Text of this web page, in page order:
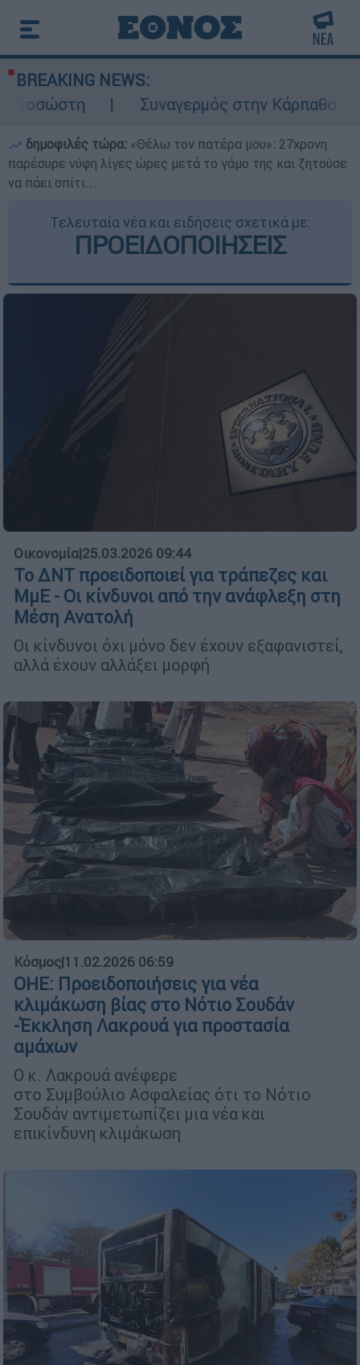
BREAKING NEWS:
Συναγερμός στην Κάρπαθο: Βρέθηκαν
δημοφιλές τώρα: «Θέλω τον πατέρα μου»: 27χρονη
παρέσυρε νύφη λίγες ώρες μετά το γάμο της και ζητούσε
να πάει σπίτι...
Τελευταία νέα και ειδήσεις σχετικά με:
ΠΡΟΕΙΔΟΠΟΙΗΣΕΙΣ
Οικονομία|25.03.2026 09:44
Το ΔΝΤ προειδοποιεί για τράπεζες και
ΜμΕ - Οι κίνδυνοι από την ανάφλεξη στη
Μέση Ανατολή
Οι κίνδυνοι όχι μόνο δεν έχουν εξαφανιστεί,
αλλά έχουν αλλάξει μορφή
Κόσμος|11.02.2026 06:59
ΟΗΕ: Προειδοποιήσεις για νέα
κλιμάκωση βίας στο Νότιο Σουδάν
-Έκκληση Λακρουά για προστασία
αμάχων
Ο κ. Λακρουά ανέφερε
στο Συμβούλιο Ασφαλείας ότι το Νότιο
Σουδάν αντιμετωπίζει μια νέα και
επικίνδυνη κλιμάκωση